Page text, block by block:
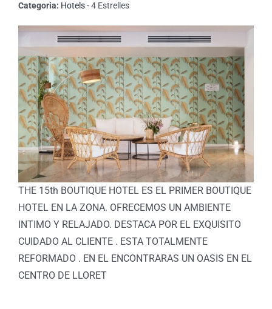
Categoria: Hotels- 4 Estrelles
View
Larger
Image
THE 15th BOUTIQUE HOTEL ES EL PRIMER BOUTIQUE
HOTEL EN LA ZONA. OFRECEMOS UN AMBIENTE
INTIMO Y RELAJADO. DESTACA POR EL EXQUISITO
CUIDADO AL CLIENTE . ESTA TOTALMENTE
REFORMADO . EN EL ENCONTRARAS UN OASIS EN EL
CENTRO DE LLORET